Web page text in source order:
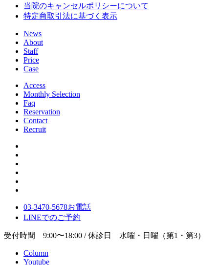
当院のキャンセルポリシーについて
特定商取引法に基づく表示
News
About
Staff
Price
Case
Access
Monthly Selection
Faq
Reservation
Contact
Recruit
03-3470-5678お電話
LINEでのご予約
受付時間 9:00〜18:00 / 休診日 水曜・日曜（第1・第3）
Column
Youtube